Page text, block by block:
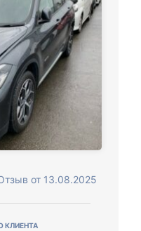
от 13.08.2025
КЛИЕНТА